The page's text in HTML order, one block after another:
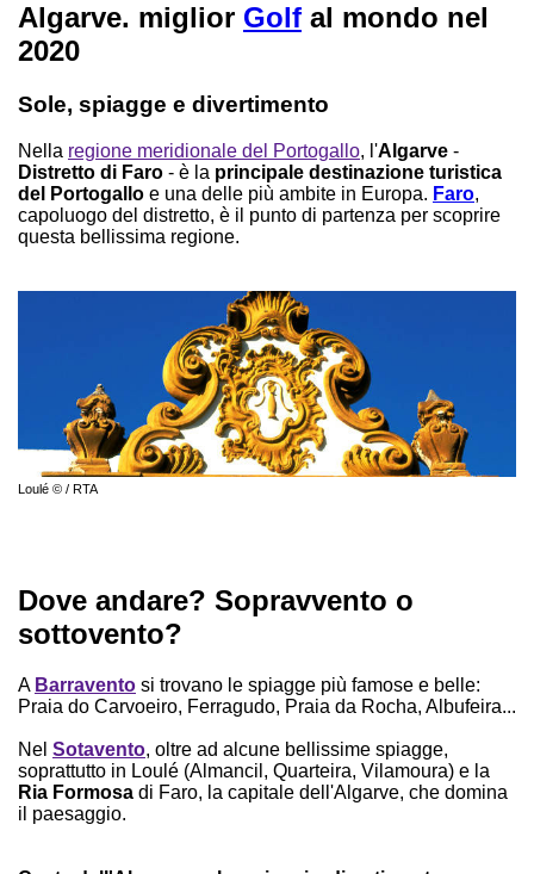
Algarve. miglior Golf al mondo nel
2020
Sole, spiagge e divertimento
Nella regione meridionale del Portogallo, l'Algarve -
Distretto di Faro - è la principale destinazione turistica
del Portogallo e una delle più ambite in Europa. Faro,
capoluogo del distretto, è il punto di partenza per scoprire
questa bellissima regione.
Loulé © / RTA
Dove andare? Sopravvento o
sottovento?
A Barravento si trovano le spiagge più famose e belle:
Praia do Carvoeiro, Ferragudo, Praia da Rocha, Albufeira...
Nel Sotavento, oltre ad alcune bellissime spiagge,
soprattutto in Loulé (Almancil, Quarteira, Vilamoura) e la
Ria Formosa di Faro, la capitale dell'Algarve, che domina
il paesaggio.